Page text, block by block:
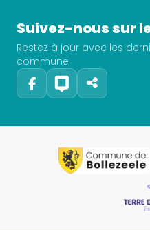
Suivez-nous sur
Restez à jour avec les
commune